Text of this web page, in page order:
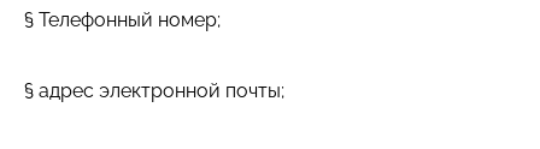
§ Телефонный номер;
§ адрес электронной почты;